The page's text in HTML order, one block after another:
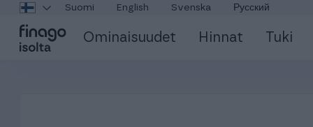
Suomi English Svenska Русский
Ominaisuudet Hinnat Tuki